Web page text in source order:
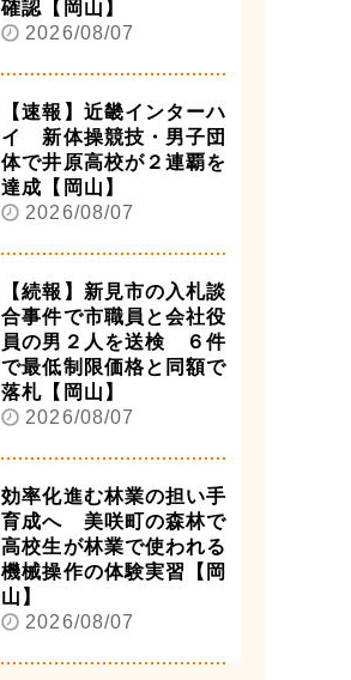
確認【岡山】
2026/08/07
【速報】近畿インターハ
イ 新体操競技・男子団
体で井原高校が２連覇を
達成【岡山】
2026/08/07
【続報】新見市の入札談
合事件で市職員と会社役
員の男２人を送検 ６件
で最低制限価格と同額で
落札【岡山】
2026/08/07
効率化進む林業の担い手
育成へ 美咲町の森林で
高校生が林業で使われる
機械操作の体験実習【岡
山】
2026/08/07